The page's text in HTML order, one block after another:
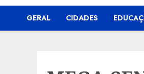
GERAL CIDADES